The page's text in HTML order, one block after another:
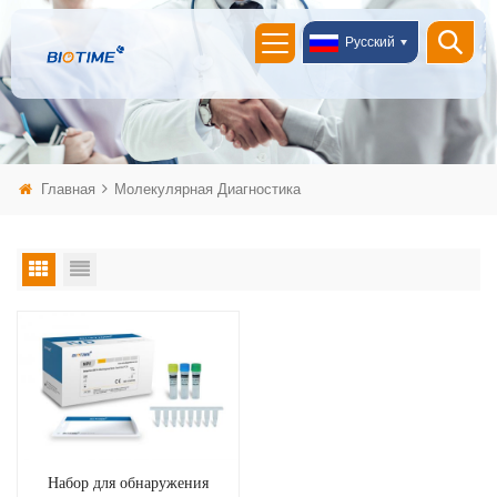
Русский
Главная Молекулярная Диагностика
Набор для обнаружения